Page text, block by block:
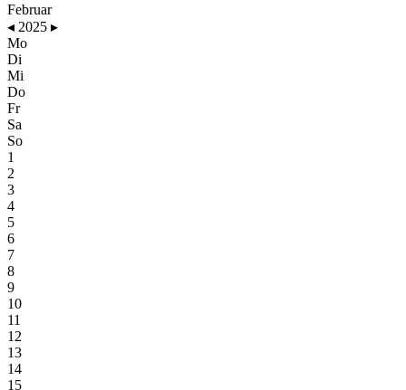
Februar
◂ 2025 ▸
Mo
Di
Mi
Do
Fr
Sa
So
1
2
3
4
5
6
7
8
9
10
11
12
13
14
15